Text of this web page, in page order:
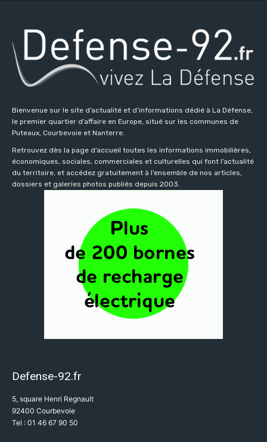
Bienvenue sur le site d’actualité et d’informations dédié à La Défense,
le premier quartier d’affaire en Europe, situé sur les communes de
Puteaux, Courbevoie et Nanterre.
Retrouvez dès la page d’accueil toutes les informations immobilières,
économiques, sociales, commerciales et culturelles qui font l’actualité
du territoire, et accédez gratuitement à l’ensemble de nos articles,
dossiers et galeries photos publiés depuis 2003.
Defense-92.fr
5, square Henri Regnault
92400 Courbevoie
Tel : 01 46 67 90 50